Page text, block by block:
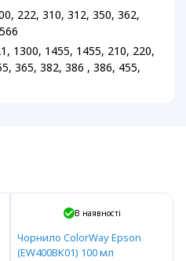
222, 310, 312, 350, 362,
1300, 1455, 1455, 210, 220,
365, 382, 386 , 386, 455,
В наявності
Чорнило ColorWay Epson
(EW400BK01) 100 мл